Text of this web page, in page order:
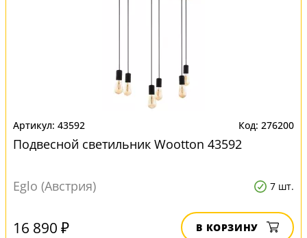
43592 276200
Подвесной светильник Wootton 43592
Eglo (Австрия) 7 шт.
16 890 ₽ В КОРЗИНУ